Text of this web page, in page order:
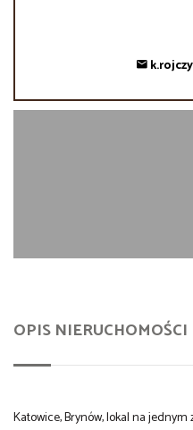
OPIS NIERUCHOMOŚCI
Katowice, Brynów, lokal na